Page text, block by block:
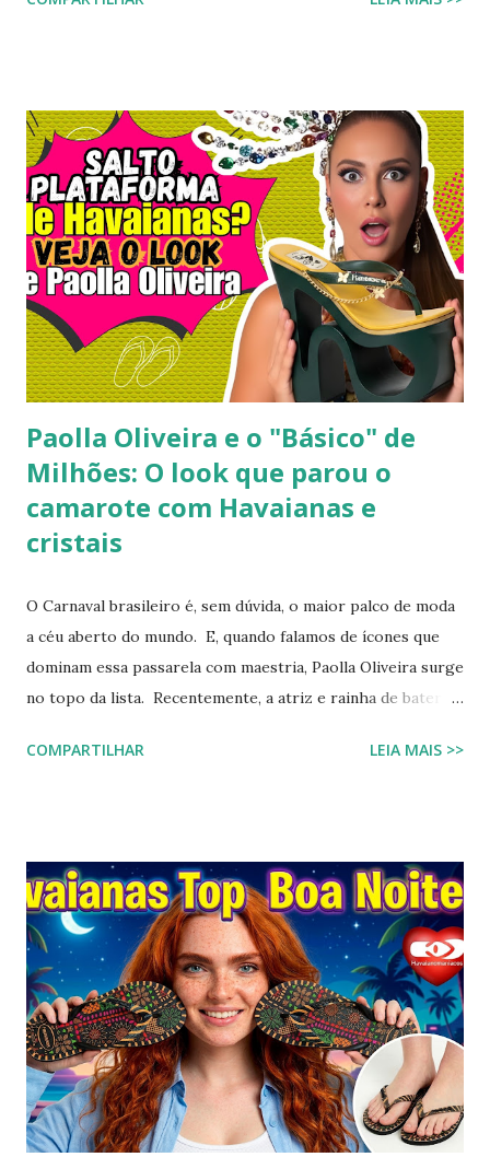
costumava ser um desafio na moda feminina e urbana.
2000, o famoso scrunchie aquele elástico de cabelo
revestido de tecido franzido conquistou passarelas, vitrines
e o guarda-roupa das principais influenciadoras de moda.
Percebendo esse movimento de resgate retrô com toque
contemporâneo, a Havaianas trouxe uma inovação que une
o melhor dos dois mundos. O Chinelo Havaianas Top
Scrunchie surge exatamente como essa resposta
fashionista: a fusão impecável da lendária sola de borracha
Havaianas com tiras revestidas de tecido drapeado com
toqu...
Paolla Oliveira e o "Básico" de
Milhões: O look que parou o
camarote com Havaianas e
cristais
O Carnaval brasileiro é, sem dúvida, o maior palco de moda
a céu aberto do mundo. E, quando falamos de ícones que
dominam essa passarela com maestria, Paolla Oliveira surge
no topo da lista. Recentemente, a atriz e rainha de bateria
preparação para o Camarote Havaianas , na Sapucaí. Com o
matéria, mergulhamos nos detalhes técnicos e estéticos do
look, com foco especial no calçado que desafiou as leis da
gravidade e da moda: o salto plataforma construído com
Havaianas . A ironia da "Basiquinha": O figurino de joias
Antes de chegarmos aos pés, precisamos falar sobre a
armadura de brilho que Paolla ostentou. O conjunto,
composto por um top e uma minissaia, não era apenas
"bordado", mas sim uma escultura de pedrarias
multicoloridas . ...
COMPARTILHAR LEIA MAIS >>